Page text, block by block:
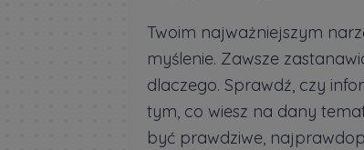
Twoim najważniejszym
myślenie. Zawsze
dlaczego. Sprawdź, czy
tym, co wiesz na dany
być prawdziwe,